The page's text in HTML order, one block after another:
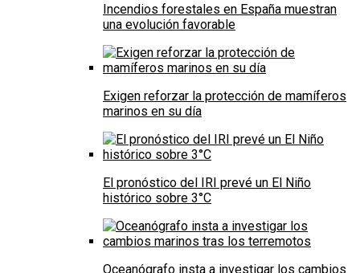
Incendios forestales en España muestran
una evolución favorable
Exigen reforzar la protección de mamíferos
marinos en su día
El pronóstico del IRI prevé un El Niño
histórico sobre 3°C
Oceanógrafo insta a investigar los cambios